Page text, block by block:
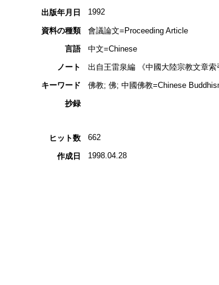
出版年月日
1992
資料の種類
會議論文=Proceeding Article
言語
中文=Chinese
ノート
出自王雷泉編 《中國大陸宗教文章索
キーワード
佛教; 佛; 中國佛教=Chinese
抄録
ヒット数 662
作成日 1998.04.28